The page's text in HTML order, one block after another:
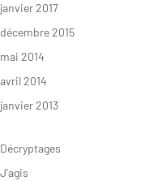
janvier 2017
décembre 2015
mai 2014
avril 2014
janvier 2013
Décryptages
J'agis